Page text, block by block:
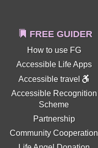
FREE GUIDER
How to use FG
Accessible Life Apps
Accessible travel
Accessible Recognition
Scheme
Partnership
Community Cooperation